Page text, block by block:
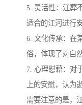
5. 灵活性：江葬
适合的江河进行安
6. 文化传承：在
俗，体现了对自
7. 心理慰藉：对
上的安慰，认为
需要注意的是，